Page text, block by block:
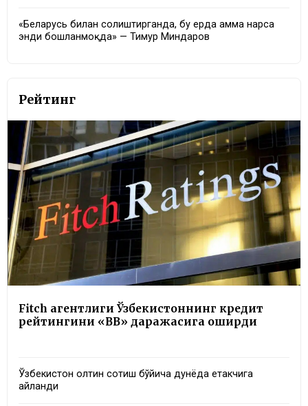
«Беларусь билан солиштирганда, бу ерда ҳамма нарса
энди бошланмоқда» — Тимур Миндаров
Рейтинг
Fitch агентлиги Ўзбекистоннинг кредит
рейтингини «BB» даражасига оширди
Ўзбекистон олтин сотиш бўйича дунёда етакчига
айланди